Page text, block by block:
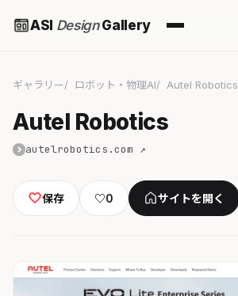
ASI DesignGallery
ギャラリー ロボット・物理AI Autel Robotics
Autel Robotics
autelrobotics.com ↗
保存 ♡0 サイトを開く